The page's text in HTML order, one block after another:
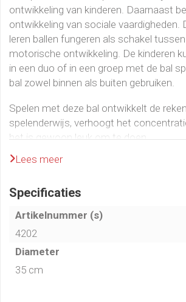
ontwikkeling van kinderen. Daarnaast
ontwikkeling van sociale vaardigheden.
leren ballen fungeren als schakel
motorische ontwikkeling. De kinderen
in een duo of in een groep met de bal
bal zowel binnen als buiten gebruiken.
Spelen met deze bal ontwikkelt de
spelenderwijs, verhoogt het
het is gewoon leuk om te doen.
De bewegend leren ballen zijn zeer licht
van 100% polyester waarin een speciale
Inhoud:
Bewegend Leren Bal, met stoffen
diameter
Lees meer
Specificaties
Artikelnummer (s)
4202
Diameter
35 cm